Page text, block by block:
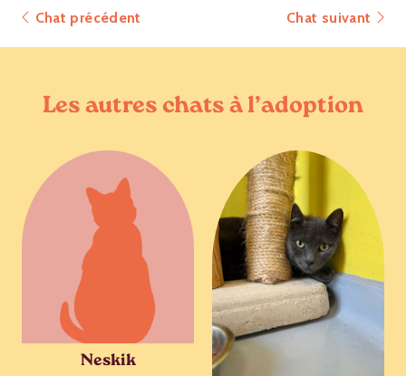
Chat précédent Chat suivant
Les autres chats à l’adoption
Neskik